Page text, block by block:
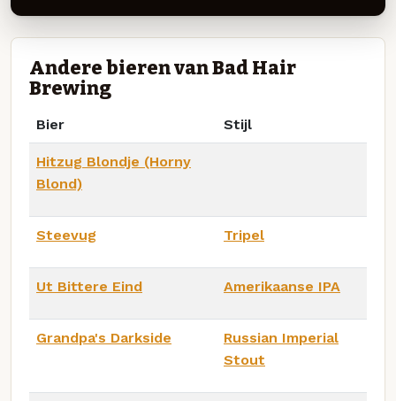
Andere bieren van Bad Hair
Brewing
Bier Stijl
Hitzug Blondje (Horny
Blond)
Steevug Tripel
Ut Bittere Eind Amerikaanse IPA
Grandpa's Darkside
Russian Imperial
Stout